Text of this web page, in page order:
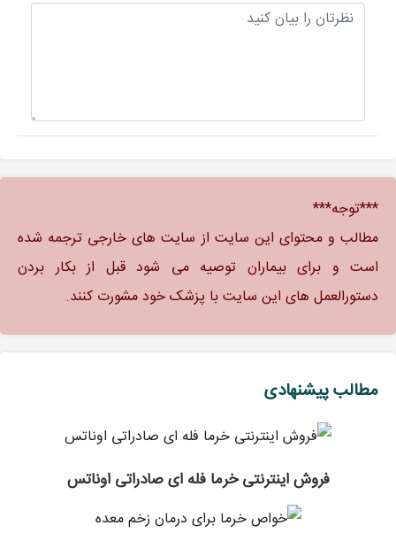
***توجه***
مطالب و محتوای این سایت از سایت های خارجی ترجمه شده
است و برای بیماران توصیه می شود قبل از بکار بردن
دستورالعمل های این سایت با پزشک خود مشورت کنند.
مطالب پیشنهادی
فروش اینترنتی خرما فله ای صادراتی اوناتس